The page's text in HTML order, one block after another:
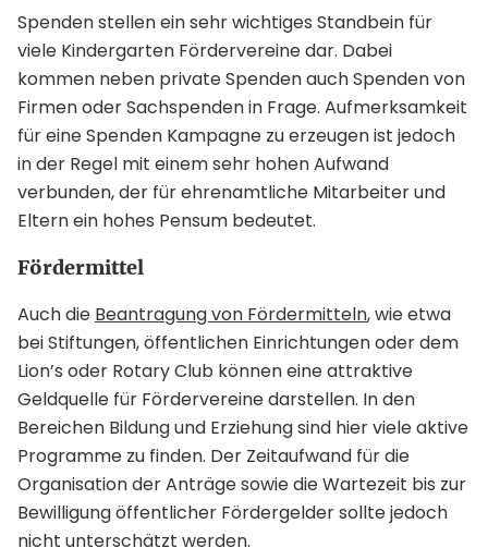
Spenden stellen ein sehr wichtiges Standbein für
viele Kindergarten Fördervereine dar. Dabei
kommen neben private Spenden auch Spenden von
Firmen oder Sachspenden in Frage. Aufmerksamkeit
für eine Spenden Kampagne zu erzeugen ist jedoch
in der Regel mit einem sehr hohen Aufwand
verbunden, der für ehrenamtliche Mitarbeiter und
Eltern ein hohes Pensum bedeutet.
Fördermittel
Auch die Beantragung von Fördermitteln, wie etwa
bei Stiftungen, öffentlichen Einrichtungen oder dem
Lion’s oder Rotary Club können eine attraktive
Geldquelle für Fördervereine darstellen. In den
Bereichen Bildung und Erziehung sind hier viele aktive
Programme zu finden. Der Zeitaufwand für die
Organisation der Anträge sowie die Wartezeit bis zur
Bewilligung öffentlicher Fördergelder sollte jedoch
nicht unterschätzt werden.